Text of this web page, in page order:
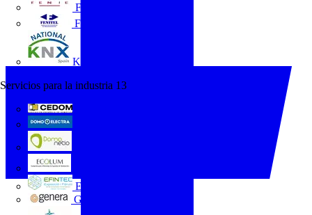
FENIE
FENITEL
KNX España
Servicios para la industria 13
Efintec
GENERA